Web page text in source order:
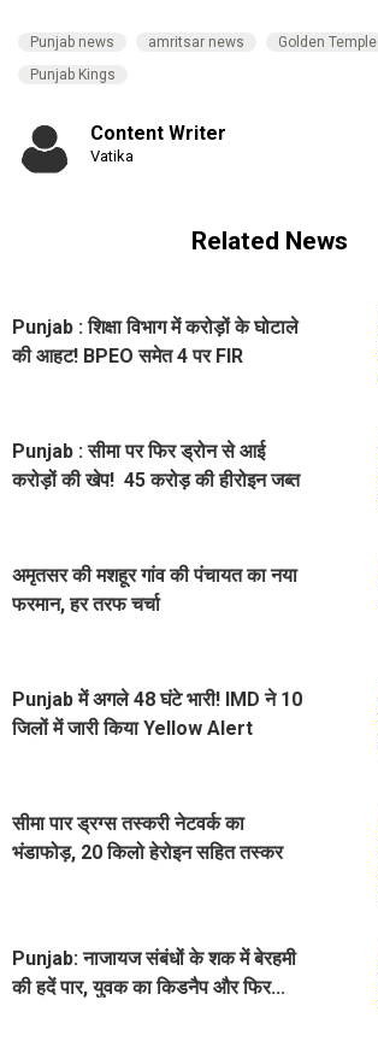
Punjab news amritsar news Golden Temple
Punjab Kings
Content Writer
Vatika
Related News
Punjab : शिक्षा विभाग में करोड़ों के घोटाले
की आहट! BPEO समेत 4 पर FIR
Punjab : सीमा पर फिर ड्रोन से आई
करोड़ों की खेप! 45 करोड़ की हीरोइन जब्त
अमृतसर की मशहूर गांव की पंचायत का नया
फरमान, हर तरफ चर्चा
Punjab में अगले 48 घंटे भारी! IMD ने 10
जिलों में जारी किया Yellow Alert
सीमा पार ड्रग्स तस्करी नेटवर्क का
भंडाफोड़, 20 किलो हेरोइन सहित तस्कर
Punjab: नाजायज संबंधों के शक में बेरहमी
की हदें पार, युवक का किडनैप और फिर...